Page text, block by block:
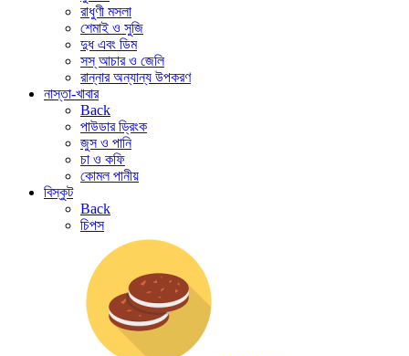
রাধুণী মসলা
শেমাই ও সুজি
দুধ এবং ডিম
সস্ আচার ও জেলি
রান্নার অন্যান্য উপকরণ
নাস্তা-খাবার
Back
পাউডার ড্রিংক
জুস ও পানি
চা ও কফি
কোমল পানীয়
বিস্কুট
Back
চিপস